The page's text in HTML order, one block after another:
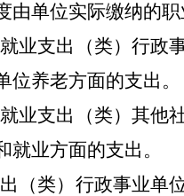
由单位实际缴纳的
业支出（类）行政
养老方面的支出。
业支出（类）其他
业方面的支出。
（类）行政事业单